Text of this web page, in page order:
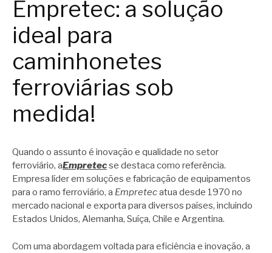
Empretec: a solução
ideal para
caminhonetes
ferroviárias sob
medida!
Quando o assunto é inovação e qualidade no setor
ferroviário, aEmpretecse destaca como referência.
Empresa líder em soluções e fabricação de equipamentos
para o ramo ferroviário, a Empretecatua desde 1970 no
mercado nacional e exporta para diversos países, incluindo
Estados Unidos, Alemanha, Suíça, Chile e Argentina.
Com uma abordagem voltada para eficiência e inovação, a